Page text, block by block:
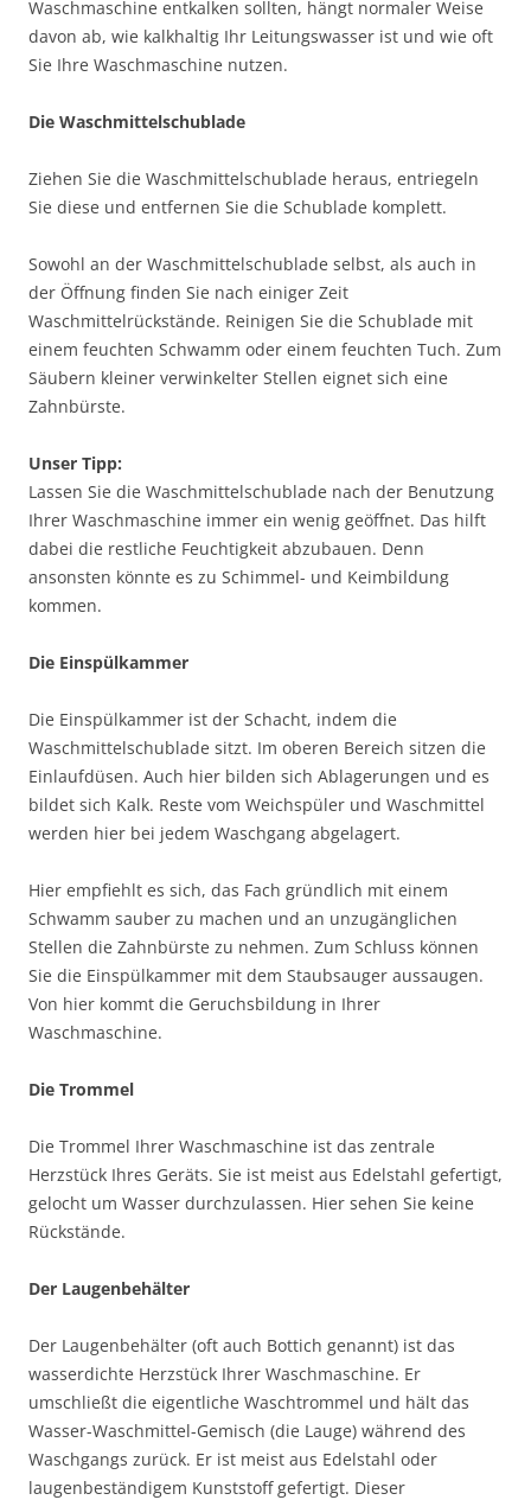
Waschmaschine entkalken sollten, hängt normaler Weise
davon ab, wie kalkhaltig Ihr Leitungswasser ist und wie oft
Sie Ihre Waschmaschine nutzen.
Die Waschmittelschublade
Ziehen Sie die Waschmittelschublade heraus, entriegeln
Sie diese und entfernen Sie die Schublade komplett.
Sowohl an der Waschmittelschublade selbst, als auch in
der Öffnung finden Sie nach einiger Zeit
Waschmittelrückstände. Reinigen Sie die Schublade mit
einem feuchten Schwamm oder einem feuchten Tuch. Zum
Säubern kleiner verwinkelter Stellen eignet sich eine
Zahnbürste.
Unser Tipp:
Lassen Sie die Waschmittelschublade nach der Benutzung
Ihrer Waschmaschine immer ein wenig geöffnet. Das hilft
dabei die restliche Feuchtigkeit abzubauen. Denn
ansonsten könnte es zu Schimmel- und Keimbildung
kommen.
Die Einspülkammer
Die Einspülkammer ist der Schacht, indem die
Waschmittelschublade sitzt. Im oberen Bereich sitzen die
Einlaufdüsen. Auch hier bilden sich Ablagerungen und es
bildet sich Kalk. Reste vom Weichspüler und Waschmittel
werden hier bei jedem Waschgang abgelagert.
Hier empfiehlt es sich, das Fach gründlich mit einem
Schwamm sauber zu machen und an unzugänglichen
Stellen die Zahnbürste zu nehmen. Zum Schluss können
Sie die Einspülkammer mit dem Staubsauger aussaugen.
Von hier kommt die Geruchsbildung in Ihrer
Waschmaschine.
Die Trommel
Die Trommel Ihrer Waschmaschine ist das zentrale
Herzstück Ihres Geräts. Sie ist meist aus Edelstahl gefertigt,
gelocht um Wasser durchzulassen. Hier sehen Sie keine
Rückstände.
Der Laugenbehälter
Der Laugenbehälter (oft auch Bottich genannt) ist das
wasserdichte Herzstück Ihrer Waschmaschine. Er
umschließt die eigentliche Waschtrommel und hält das
Wasser-Waschmittel-Gemisch (die Lauge) während des
Waschgangs zurück. Er ist meist aus Edelstahl oder
laugenbeständigem Kunststoff gefertigt. Dieser